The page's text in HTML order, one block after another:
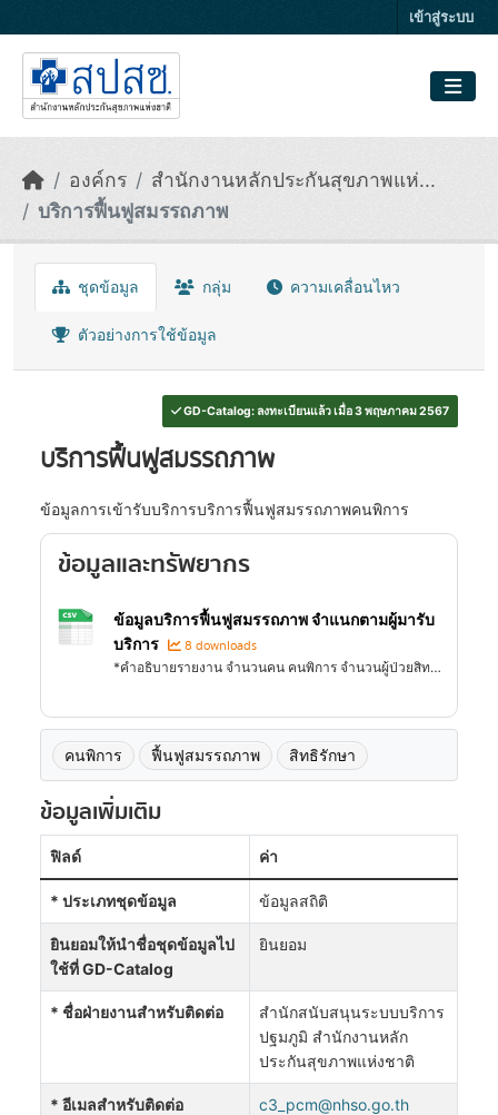
เข้าสู่ระบบ
องค์กร
สำนักงานหลักประกันสุขภาพแห่...
บริการฟื้นฟูสมรรถภาพ
ชุดข้อมูล กลุ่ม ความเคลื่อนไหว
ตัวอย่างการใช้ข้อมูล
GD-Catalog: ลงทะเบียนแล้ว เมื่อ 3 พฤษภาคม 2567
บริการฟื้นฟูสมรรถภาพ
ข้อมูลการเข้ารับบริการบริการฟื้นฟูสมรรถภาพคนพิการ
ข้อมูลและทรัพยากร
ข้อมูลบริการฟื้นฟูสมรรถภาพ จำแนกตามผู้มารับ
บริการ
8 downloads
*คำอธิบายรายงาน จำนวนคน คนพิการ จำนวนผู้ป่วยสิทธิ DIS,UC ที่มีสิทธิย่อย 74 ที่ได้รับบริการฟื้นฟูสมรรถภาพ (คน) จำนวนครั้ง คนพิการ จำนวนผู้ป่วยสิทธิ DIS,UC ที่มีสิทธิย่อย 74...
คนพิการ ฟื้นฟูสมรรถภาพ สิทธิรักษา
ข้อมูลเพิ่มเติม
ฟิลด์ ค่า
* ประเภทชุดข้อมูล ข้อมูลสถิติ
ยินยอมให้นำชื่อชุดข้อมูลไป
ใช้ที่ GD-Catalog
ยินยอม
* ชื่อฝ่ายงานสำหรับติดต่อ
สำนักสนับสนุนระบบบริการ
ปฐมภูมิ สำนักงานหลัก
ประกันสุขภาพแห่งชาติ
* อีเมลสำหรับติดต่อ c3_pcm@nhso.go.th